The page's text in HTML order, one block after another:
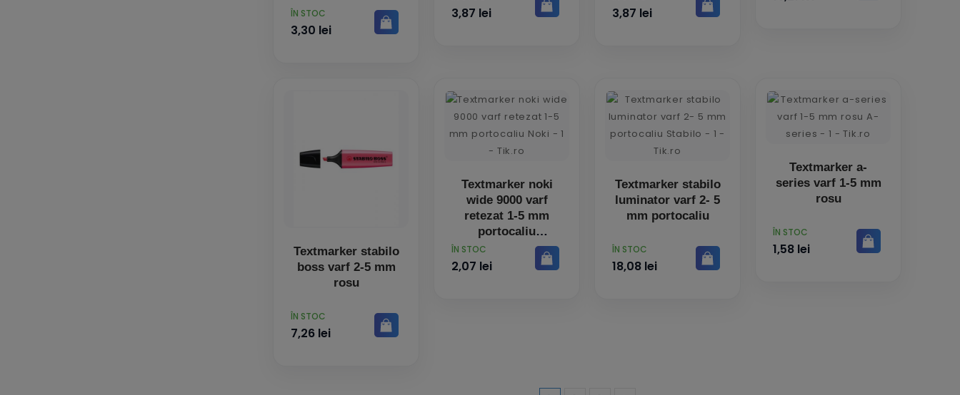
PRET
ÎN STOC
3,30 lei
3,87 lei 3,87 lei
Textmarker stabilo
boss varf 2-5 mm
rosu
PRET
ÎN STOC
7,26 lei
Textmarker noki
wide 9000 varf
retezat 1-5 mm
portocaliu
PRET
ÎN STOC
2,07 lei
Textmarker stabilo
luminator varf 2- 5
mm portocaliu
PRET
ÎN STOC
18,08 lei
Textmarker a-
series varf 1-5 mm
rosu
PRET
ÎN STOC
1,58 lei